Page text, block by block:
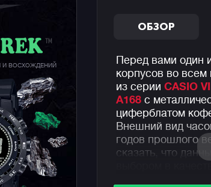
И ВОСХОЖДЕНИЙ
ОБЗОР
Перед вами один
корпусов во
из серии CASIO
A168 с
циферблатом
Внешний вид
годов прошлого
сказать, что